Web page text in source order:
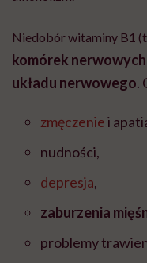
Niedobór witaminy B1
komórek
układu nerwowego.
zmęczeniei
nudności,
depresja,
zaburzenia
problemy